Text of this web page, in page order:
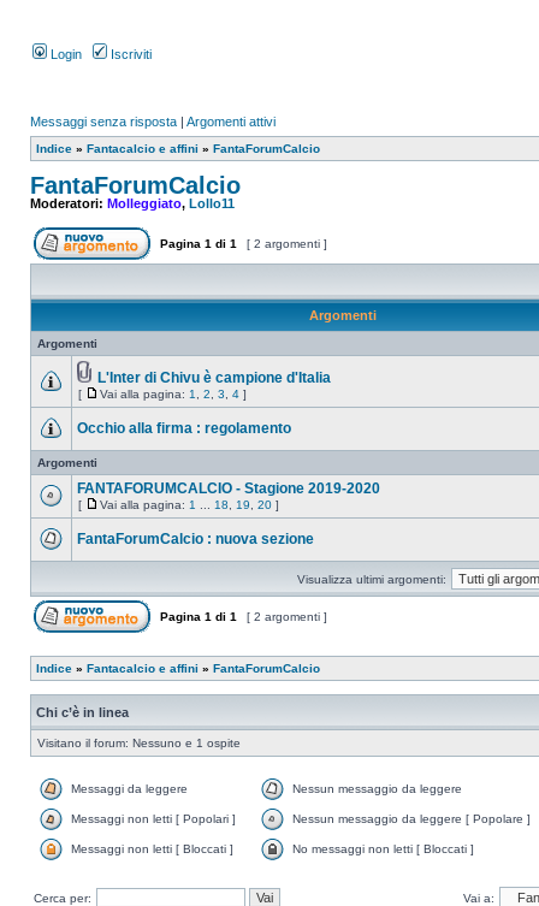
Login Iscriviti
Messaggi senza risposta | Argomenti attivi
Indice » Fantacalcio e affini » FantaForumCalcio
FantaForumCalcio
Moderatori: Molleggiato, Lollo11
Pagina 1 di 1 [ 2 argomenti ]
Argomenti
Argomenti
L'Inter di Chivu è campione d'Italia
[ Vai alla pagina: 1 2 3 4 ]
Occhio alla firma : regolamento
Argomenti
FANTAFORUMCALCIO - Stagione 2019-2020
[ Vai alla pagina: 1 18 19 20 ]
FantaForumCalcio : nuova sezione
Visualizza ultimi argomenti:
Pagina 1 di 1 [ 2 argomenti ]
Indice » Fantacalcio e affini » FantaForumCalcio
Chi c’è in linea
Visitano il forum: Nessuno e 1 ospite
Messaggi da leggere Nessun messaggio da leggere
Messaggi non letti [ Popolari ] Nessun messaggio da leggere [ Popolare ]
Messaggi non letti [ Bloccati ] No messaggi non letti [ Bloccati ]
Cerca per:
Vai a: